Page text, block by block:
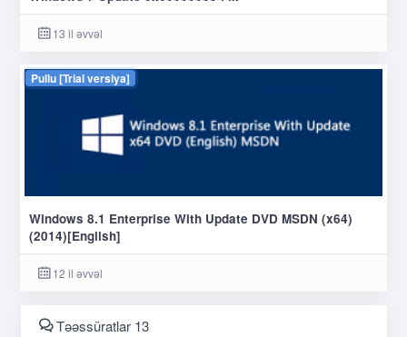
13 il əvvəl
Pullu [Trial versiya]
Windows 8.1 Enterprise With Update DVD MSDN (x64)
(2014)[English]
12 il əvvəl
Təəssüratlar 13